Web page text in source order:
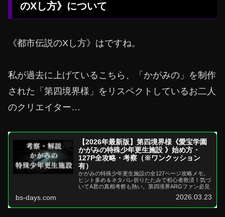
のXし方》について
《都市伝説のXし方》はですね。
私が過去に上げているこちら、「かがみの」を制作
された「第四境界様」をリスペクトしているお二人
のクリエイター…
【2026年最新版】第四境界様《愛宝学園
かがみの特殊少年更生施設 》始め方・
127P全攻略・考察（※ワンクッション
有）
かがみの特殊少年更生施設の全127ページ攻略メモ。
ヒント多め＆ネタバレ折りたたみで初心者救済！気づ
いてA君の真相考察も熱い。第四境界ARGファン必見
bs-days.com 2026.03.23